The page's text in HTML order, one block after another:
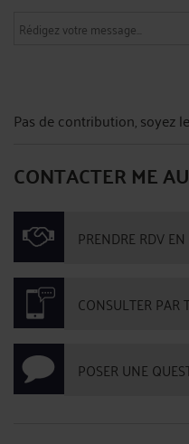
Pas de contribution, soyez
CONTACTER ME
PRENDRE RDV
CONSULTER PAR
POSER UNE